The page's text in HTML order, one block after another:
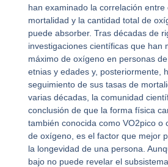
han examinado la correlación entre
mortalidad y la cantidad total de
puede absorber. Tras décadas de
investigaciones científicas que han
máximo de oxígeno en personas
etnias y edades y, posteriormente,
seguimiento de sus tasas de
varias décadas, la comunidad
conclusión de que la forma física
también conocida como VO2pico o
de oxígeno, es el factor que mejor
la longevidad de una persona.
bajo no puede revelar el